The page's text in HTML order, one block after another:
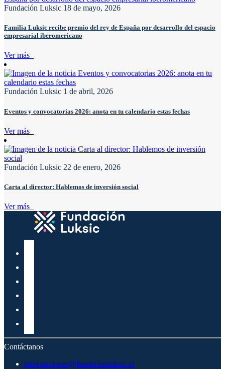
Fundación Luksic 18 de mayo, 2026
Familia Luksic recibe premio del rey de España por desarrollo del espacio
empresarial iberomericano
Ver más
Fundación Luksic 1 de abril, 2026
Eventos y convocatorias 2026: anota en tu calendario estas fechas
Ver más
Fundación Luksic 22 de enero, 2026
Carta al director: Hablemos de inversión social
Ver más
Contáctanos
informaciones@fundacionluksic.cl